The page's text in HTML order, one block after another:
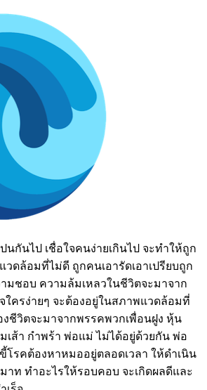
นกันไป เชื่อใจคนง่ายเกินไป จะทำให้ถูก
ดล้อมที่ไม่ดี ถูกคนเอารัดเอาเปรียบถูก
ามชอบ ความล้มเหลวในชีวิตจะมาจาก
ใครง่ายๆ จะต้องอยู่ในสภาพแวดล้อมที่
ชีวิตจะมาจากพรรคพวกเพื่อนฝูง หุ้น
ส้า กำพร้า พ่อแม่ ไม่ได้อยู่ด้วยกัน พ่อ
โรคต้องหาหมออยู่ตลอดเวลา ให้ดำเนิน
าท ทำอะไรให้รอบคอบ จะเกิดผลดีและ